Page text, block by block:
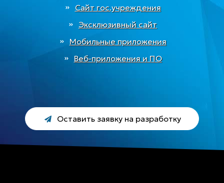
Сайт гос.учреждения
Эксклюзивный сайт
Мобильные приложения
Веб-приложения и ПО
Оставить заявку на разработку